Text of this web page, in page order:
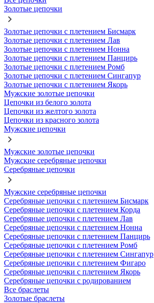
Золотые цепочки
Золотые цепочки с плетением Бисмарк
Золотые цепочки с плетением Лав
Золотые цепочки с плетением Нонна
Золотые цепочки с плетением Панцирь
Золотые цепочки с плетением Ромб
Золотые цепочки с плетением Сингапур
Золотые цепочки с плетением Якорь
Мужские золотые цепочки
Цепочки из белого золота
Цепочки из желтого золота
Цепочки из красного золота
Мужские цепочки
Мужские золотые цепочки
Мужские серебряные цепочки
Серебряные цепочки
Мужские серебряные цепочки
Серебряные цепочки с плетением Бисмарк
Серебряные цепочки с плетением Корда
Серебряные цепочки с плетением Лав
Серебряные цепочки с плетением Нонна
Серебряные цепочки с плетением Панцирь
Серебряные цепочки с плетением Ромб
Серебряные цепочки с плетением Сингапур
Серебряные цепочки с плетением Фигаро
Серебряные цепочки с плетением Якорь
Серебряные цепочки с родированием
Все браслеты
Золотые браслеты